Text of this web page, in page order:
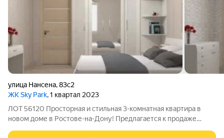
улица Нансена,83с2
ЖК Sky Park, 1 квартал 2023
ЛОТ 56120 Просторная и стильная 3-комнатная квартира в
новом доме в Ростове-на-Дону! Предлагается к продаже